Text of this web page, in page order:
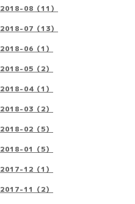
2018-08（11）
2018-07（13）
2018-06（1）
2018-05（2）
2018-04（1）
2018-03（2）
2018-02（5）
2018-01（5）
2017-12（1）
2017-11（2）